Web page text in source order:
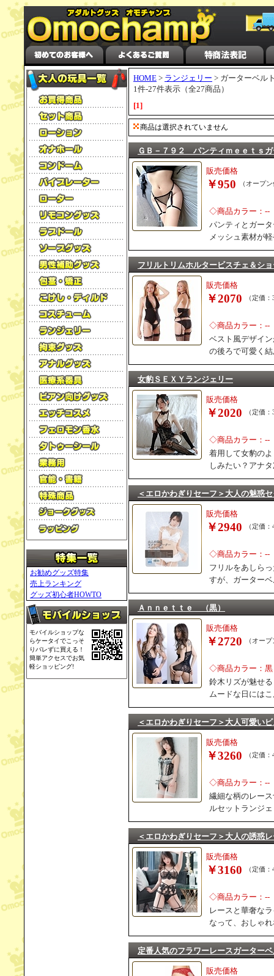
お勧めグッズ特集
売上ランキング
グッズ初心者HOWTO
モバイルショップな
らケータイでこっそ
りバレずに買える！
簡単アクセスでお気
軽ショッピング!
HOME > ランジェリー > ガーターベル
1件-27件表示（全27商品）
[1]
商品は選択されていません
ＧＢ－７９２ パンティｍｅｅｔｓ
販売価格
￥950 （オープ
◇商品カラー：--
パンティとガー
メッシュ素材が
フリルトリムホルタービスチェ＆シ
販売価格
￥2070 （定価
◇商品カラー：--
ベスト風デザイ
の後ろで可愛く
女豹ＳＥＸＹランジェリー
販売価格
￥2020 （定価
◇商品カラー：--
着用して女豹の
しみたい？アナ
＜エロかわぎりセーフ＞大人の魅惑
販売価格
￥2940 （定価
◇商品カラー：--
フリルをあしら
すが、ガーター
Ａｎｎｅｔｔｅ （黒）
販売価格
￥2720 （オー
◇商品カラー：黒
鈴木リズが魅せ
ムードな日には
＜エロかわぎりセーフ＞大人可愛い
販売価格
￥3260 （定価
◇商品カラー：--
繊細な柄のレー
ルセットランジ
＜エロかわぎりセーフ＞大人の誘惑
販売価格
￥3160 （定価
◇商品カラー：--
レースと華奢な
なって、おしゃ
定番人気のフラワーレースガーター
販売価格